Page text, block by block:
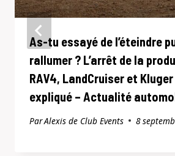
As-tu essayé de l’éteindre
rallumer ? L’arrêt de la
RAV4, LandCruiser et
expliqué – Actualité
ParAlexis de Club Events 8